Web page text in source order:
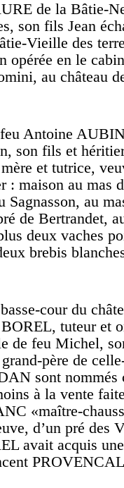
de la Bâtie-
son fils Jean
Vieille des
opérée en le
au château
Antoine
son fils et
et tutrice,
: maison au mas
Sagnasson, au
de Bertrandet,
deux vaches
brebis
cour du
tuteur et
de feu Michel,
père de
sont nommés
à la vente
«maître-
d’un pré des
avait acquis